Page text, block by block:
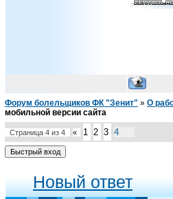
Форум болельщиков ФК "Зенит" » О
мобильной версии сайта
Страница 4 из 4 « 1 2 3 4
Новый ответ